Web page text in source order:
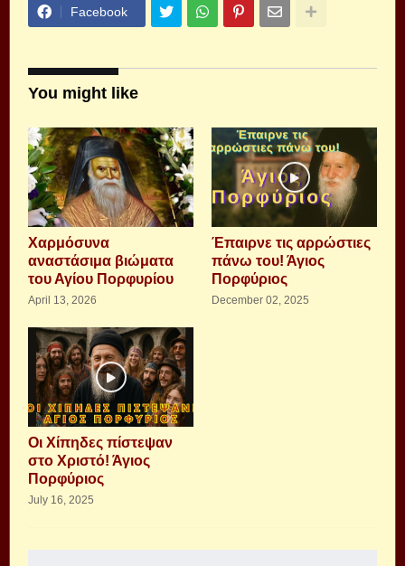
Facebook
You might like
Xαρμόσυνα
αναστάσιμα βιώματα
του Αγίου Πορφυρίου
April 13, 2026
Έπαιρνε τις αρρώστιες
πάνω του! Άγιος
Πορφύριος
December 02, 2025
Οι Χίπηδες πίστεψαν
στο Χριστό! Άγιος
Πορφύριος
July 16, 2025